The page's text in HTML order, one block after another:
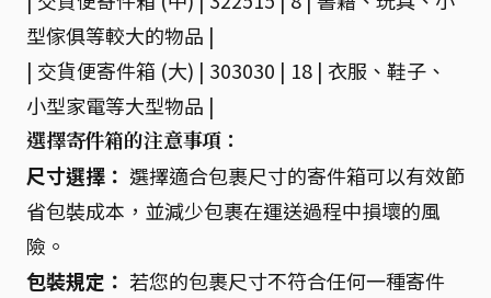
型傢俱等較大的物品 |
| 交貨便寄件箱 (大) | 303030 | 18 | 衣服、鞋子、
小型家電等大型物品 |
選擇寄件箱的注意事項：
尺寸選擇： 選擇適合包裹尺寸的寄件箱可以有效節
省包裝成本，並減少包裹在運送過程中損壞的風
險。
包裝規定： 若您的包裹尺寸不符合任何一種寄件